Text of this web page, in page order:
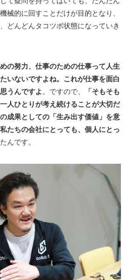
械的に回すことだけが目的となり、
どんどんタコツボ状態になっていき
の努力、仕事のための仕事って人生
いないですよね。これが仕事を面白
うんですよ。ですので、
「そもそも
人ひとりが考え続けることが大切だ
成果としての「生み出す価値」を意
たちの会社にとっても、個人にとっ
んです。